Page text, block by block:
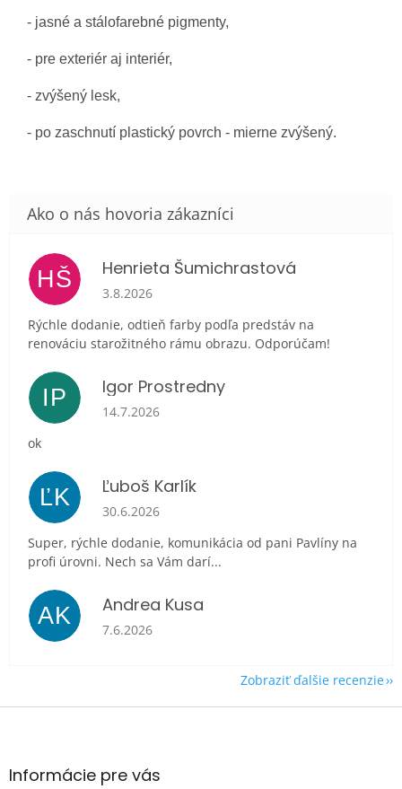
- jasné a stálofarebné pigmenty,
- pre exteriér aj interiér,
- zvýšený lesk,
- po zaschnutí plastický povrch - mierne zvýšený.
HŠ Henrieta Šumichrastová
Hodnotenie obchodu je 5 z 5 hviezdičiek.
3.8.2026
Rýchle dodanie, odtieň farby podľa predstáv na
renováciu starožitného rámu obrazu. Odporúčam!
IP Igor Prostredny
Hodnotenie obchodu je 5 z 5 hviezdičiek.
14.7.2026
ok
ĽK Ľuboš Karlík
Hodnotenie obchodu je 5 z 5 hviezdičiek.
30.6.2026
Super, rýchle dodanie, komunikácia od pani Pavlíny na
profi úrovni. Nech sa Vám darí...
AK Andrea Kusa
Hodnotenie obchodu je 5 z 5 hviezdičiek.
7.6.2026
Zobraziť ďalšie recenzie
Z
äInformácie pre vás